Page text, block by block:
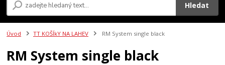
Hledat
Úvod TT KOŠÍkY NA LAHEV RM System single black
RM System single black